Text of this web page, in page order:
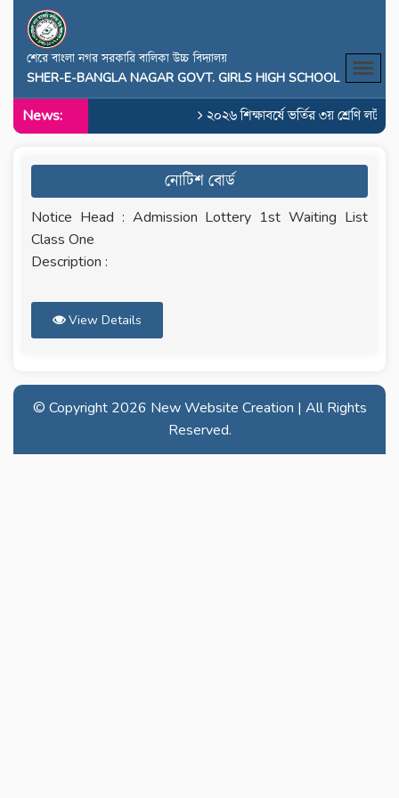
শেরে বাংলা নগর সরকারি বালিকা উচ্চ বিদ্যালয়
SHER-E-BANGLA NAGAR GOVT. GIRLS HIGH SCHOOL
News: ২০২৬ শিক্ষাবর্ষে ভর্তির ৩য় শ্রেণি
নোটিশ বোর্ড
Notice Head : Admission Lottery 1st Waiting List
Class One
Description :
View Details
© Copyright 2026 New Website Creation | All Rights
Reserved.